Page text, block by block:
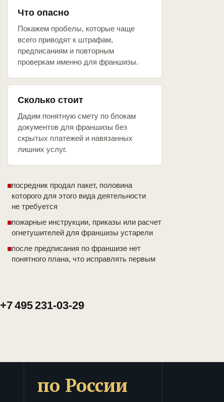
Что опасно
Покажем пробелы, которые чаще
всего приводят к штрафам,
предписаниям и повторным
проверкам именно для франшизы.
Сколько стоит
Дадим понятную смету по блокам
документов для франшизы без
скрытых платежей и навязанных
лишних услуг.
посредник продал пакет, половина
которого для этого вида деятельности
не требуется
пожарные инструкции, приказы или расчет
огнетушителей для франшизы устарели
после предписания по франшизе нет
понятного плана, что исправлять первым
+7 495 231-03-29
по России